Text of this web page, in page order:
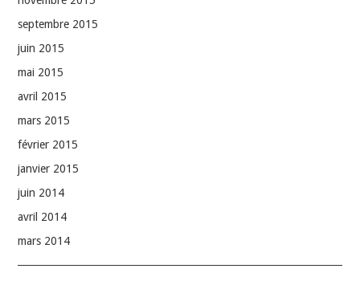
septembre 2015
juin 2015
mai 2015
avril 2015
mars 2015
février 2015
janvier 2015
juin 2014
avril 2014
mars 2014